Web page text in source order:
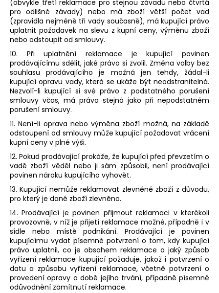
(obvykle třetí reklamace pro stejnou závadu nebo čtvrtá
pro odlišné závady) nebo má zboží větší počet vad
(zpravidla nejméně tři vady současně), má kupující právo
uplatnit požadavek na slevu z kupní ceny, výměnu zboží
nebo odstoupit od smlouvy.
10. Při uplatnění reklamace je kupující povinen
prodávajícímu sdělit, jaké právo si zvolil. Změna volby bez
souhlasu prodávajícího je možná jen tehdy, žádal-li
kupující opravu vady, která se ukáže být neodstranitelná.
Nezvolí-li kupující si své právo z podstatného porušení
smlouvy včas, má práva stejná jako při nepodstatném
porušení smlouvy.
11. Není-li oprava nebo výměna zboží možná, na základě
odstoupení od smlouvy může kupující požadovat vrácení
kupní ceny v plné výši.
12. Pokud prodávající prokáže, že kupující před převzetím o
vadě zboží věděl nebo ji sám způsobil, není prodávající
povinen nároku kupujícího vyhovět.
13. Kupující nemůže reklamovat zlevněné zboží z důvodu,
pro který je dané zboží zlevněno.
14. Prodávající je povinen přijmout reklamaci v kterékoli
provozovně, v níž je přijetí reklamace možné, případně i v
sídle nebo místě podnikání. Prodávající je povinen
kupujícímu vydat písemné potvrzení o tom, kdy kupující
právo uplatnil, co je obsahem reklamace a jaký způsob
vyřízení reklamace kupující požaduje, jakož i potvrzení o
datu a způsobu vyřízení reklamace, včetně potvrzení o
provedení opravy a době jejího trvání, případně písemné
odůvodnění zamítnutí reklamace.